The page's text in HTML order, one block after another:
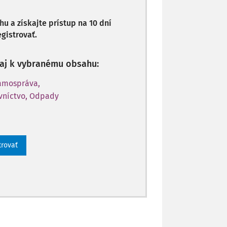
a získajte prístup na 10 dní
k vybranému obsahu:
Odpady